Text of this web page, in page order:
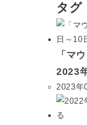
タグ
「マ
2023
2023年